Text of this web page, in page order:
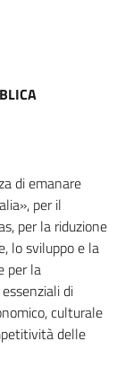
di emanare
per il
per la riduzione
lo sviluppo e la
per la
di
culturale
delle